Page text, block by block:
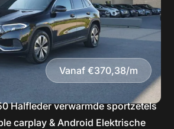
Vanaf €370,38/m
Halfleder verwarmde sportzetels
carplay & Android Elektrische